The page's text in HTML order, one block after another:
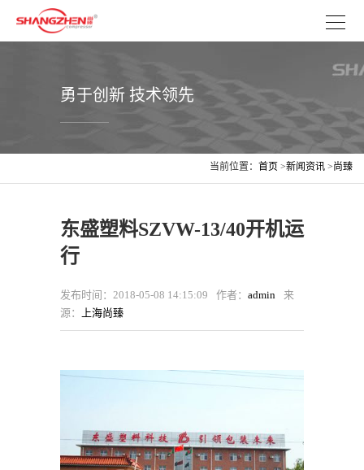
勇于创新 技术领先
当前位置： 首页 >新闻资讯 >尚臻
东盛塑料SZVW-13/40开机运
行
发布时间：2018-05-08 14:15:09 作者： admin
来
源：
上海尚臻